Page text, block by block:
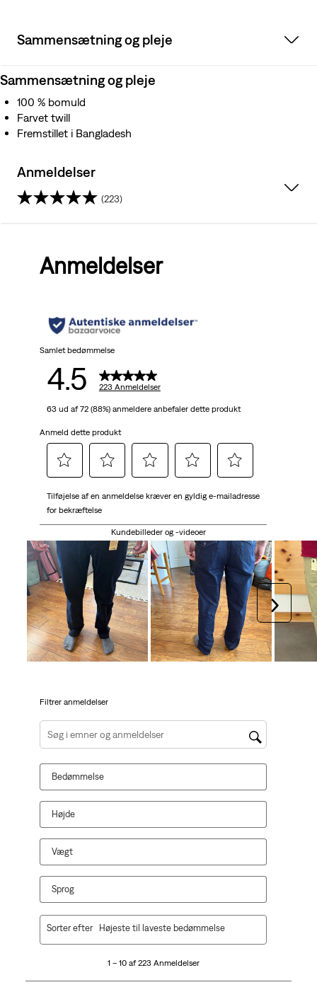
Sammensætning og pleje
Sammensætning og pleje
100 % bomuld
Farvet twill
Fremstillet i Bangladesh
Anmeldelser
(223)
stjerner.
223
anmeldelser
Anmeldelser
Samlet bedømmelse
4.5 223 Anmeldelser
63 ud af 72 (88%) anmeldere anbefaler dette produkt
Anmeld dette produkt
for
at
varen
med
1
stjerne.
Denne
handling
åbner
indsendelsesformularen.
for
at
bedømme
varen
med
2
stjerner.
Denne
handling
åbner
indsendelsesformularen.
for
bedømme
varen
med
3
stjerner.
Denne
handling
åbner
indsendelsesformularen.
for
bedømme
varen
med
4
stjerner.
Denne
handling
åbner
indsendelsesformularen.
for
varen
med
5
stjerner.
Denne
handling
åbner
Tilføjelse af en anmeldelse kræver en gyldig e-mailadresse
for bekræftelse
Kundebilleder og -videoer
Næste
Filtrer anmeldelser
Søg efter emner og anmeldelser efter søgeregion
Bedømmelse
Højde
Vægt
Sprog
223
1 – 10 af 223 Anmeldelser
Sorter efter Højeste til laveste bedømmelse